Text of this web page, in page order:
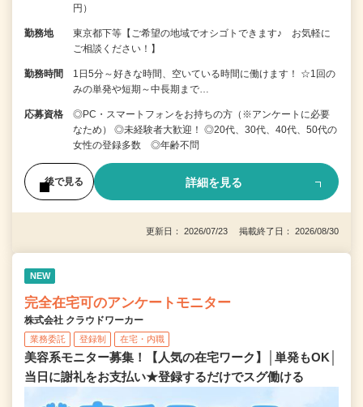
円）
勤務地
東京都下等【ご希望の地域でオシゴトできます♪ お気軽に
ご相談ください！】
勤務時間
1日5分～好きな時間、空いている時間に働けます！ ☆1回の
みの単発や短期～中長期まで…
応募資格
◎PC・スマートフォンをお持ちの方（※アンケートに必要
なため） ◎未経験者大歓迎！ ◎20代、30代、40代、50代の
女性の登録多数 ◎年齢不問
後で見る 詳細を見る
更新日： 2026/07/23 掲載終了日： 2026/08/30
NEW
完全在宅可のアンケートモニター
株式会社 クラウドワーカー
業務委託 登録制 在宅・内職
美容系モニター募集！【人気の在宅ワーク】│単発もOK│
当日に謝礼をお支払い★登録するだけでスグ働ける